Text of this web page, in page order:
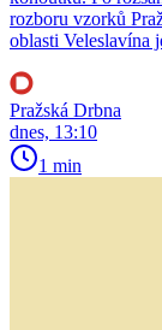
rozboru vzorků
oblasti Veleslavína
Pražská Drbna
dnes, 13:10
1 min